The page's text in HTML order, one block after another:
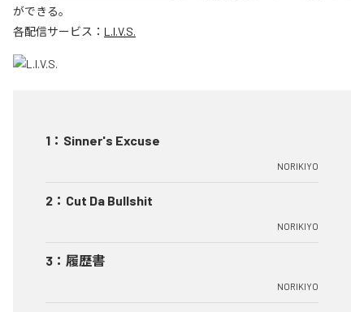
ができる。
各配信サービス： L.I.V.S.
1 ： Sinner's Excuse
NORIKIYO
2 ： Cut Da Bullshit
NORIKIYO
3 ： 履歴書
NORIKIYO